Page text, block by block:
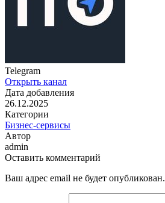
Telegram
Открыть канал
Дата добавления
26.12.2025
Категории
Бизнес-сервисы
Автор
admin
Оставить комментарий
Ваш адрес email не будет опубликован.